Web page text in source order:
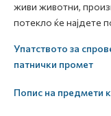
Newsletter
живи животни,
потекло ќе најдете
Упатството за
патнички промет
Попис на предмети